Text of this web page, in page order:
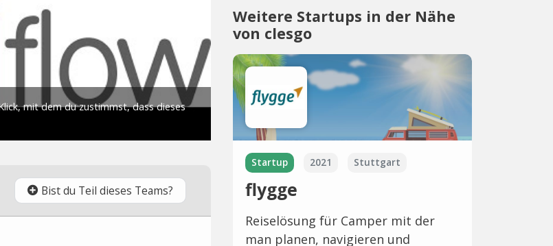
Bist du Teil dieses Teams?
Weitere Startups in der Nähe
von clesgo
Startup 2021 Stuttgart
flygge
Reiselösung für Camper mit der
man planen, navigieren und